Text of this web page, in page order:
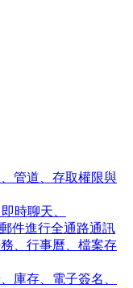
管道、存取權限與
時聊天、
件進行全通路通訊
、行事曆、檔案存
庫存、電子簽名、